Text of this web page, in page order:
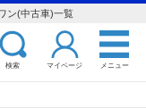
ン(中古車)一覧
検索 マイページ メニュー